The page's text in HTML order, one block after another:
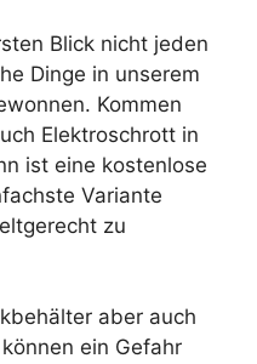
Blick nicht jeden
Dinge in unserem
Kommen
Elektroschrott in
ist eine kostenlose
Variante
zu
aber auch
ein Gefahr